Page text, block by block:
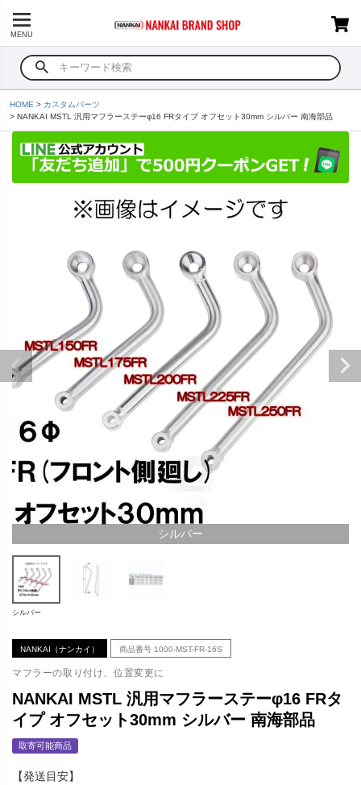
MENU
HOME
カスタムパーツ
NANKAI MSTL 汎用マフラーステーφ16 FRタイプ オフセット30mm シルバー 南海部品
シルバー
シルバー
NANKAI（ナンカイ） 商品番号 1000-MST-FR-16S
マフラーの取り付け、位置変更に
NANKAI MSTL 汎用マフラーステーφ16 FRタ
イプ オフセット30mm シルバー 南海部品
取寄可能商品
【発送目安】